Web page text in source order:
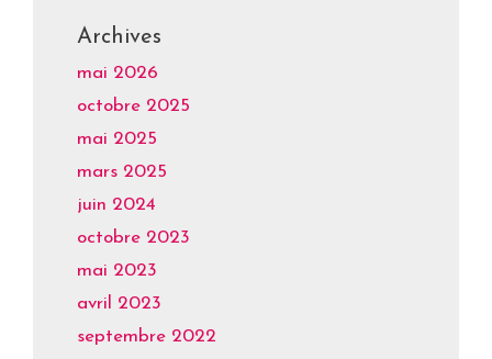
Archives
mai 2026
octobre 2025
mai 2025
mars 2025
juin 2024
octobre 2023
mai 2023
avril 2023
septembre 2022